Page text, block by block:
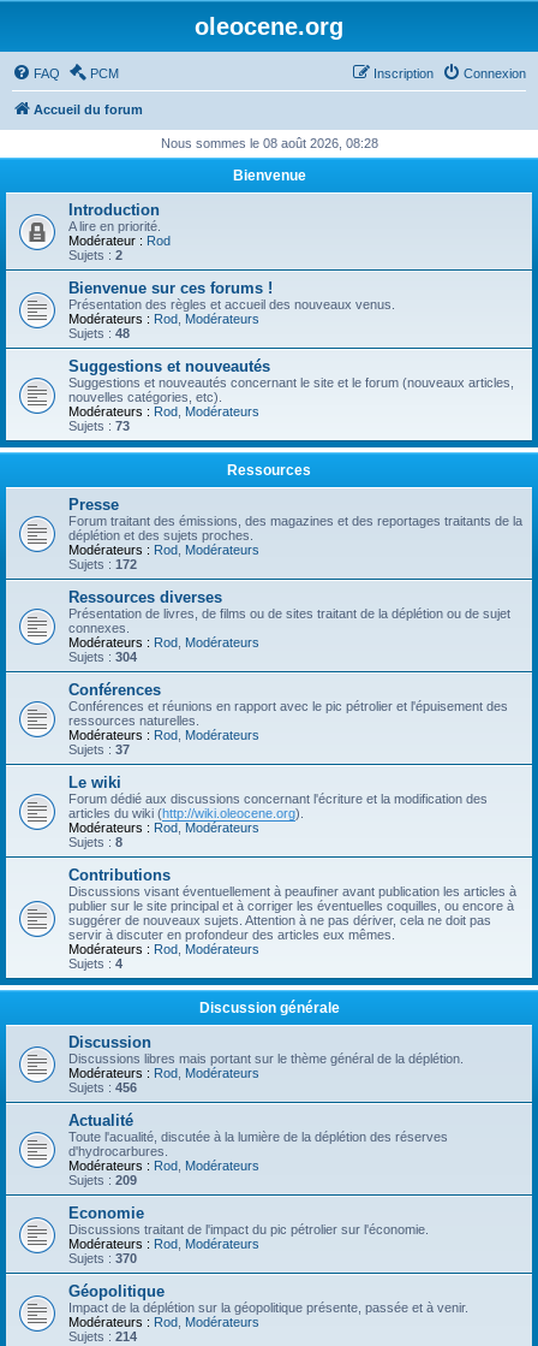
oleocene.org
FAQ PCM Connexion
Inscription
Accueil du forum
Nous sommes le 08 août 2026, 08:28
Bienvenue
Introduction
A lire en priorité.
Modérateur : Rod
Sujets : 2
Bienvenue sur ces forums !
Présentation des règles et accueil des nouveaux venus.
Modérateurs : Rod Modérateurs
Sujets : 48
Suggestions et nouveautés
Suggestions et nouveautés concernant le site et le forum (nouveaux articles,
nouvelles catégories, etc).
Modérateurs : Rod Modérateurs
Sujets : 73
Ressources
Presse
Forum traitant des émissions, des magazines et des reportages traitants de la
déplétion et des sujets proches.
Modérateurs : Rod Modérateurs
Sujets : 172
Ressources diverses
Présentation de livres, de films ou de sites traitant de la déplétion ou de sujet
connexes.
Modérateurs : Rod Modérateurs
Sujets : 304
Conférences
Conférences et réunions en rapport avec le pic pétrolier et l'épuisement des
ressources naturelles.
Modérateurs : Rod Modérateurs
Sujets : 37
Le wiki
Forum dédié aux discussions concernant l'écriture et la modification des
articles du wiki (http://wiki.oleocene.org).
Modérateurs : Rod Modérateurs
Sujets : 8
Contributions
Discussions visant éventuellement à peaufiner avant publication les articles à
publier sur le site principal et à corriger les éventuelles coquilles, ou encore à
suggérer de nouveaux sujets. Attention à ne pas dériver, cela ne doit pas
servir à discuter en profondeur des articles eux mêmes.
Modérateurs : Rod Modérateurs
Sujets : 4
Discussion générale
Discussion
Discussions libres mais portant sur le thème général de la déplétion.
Modérateurs : Rod Modérateurs
Sujets : 456
Actualité
Toute l'acualité, discutée à la lumière de la déplétion des réserves
d'hydrocarbures.
Modérateurs : Rod Modérateurs
Sujets : 209
Economie
Discussions traitant de l'impact du pic pétrolier sur l'économie.
Modérateurs : Rod Modérateurs
Sujets : 370
Géopolitique
Impact de la déplétion sur la géopolitique présente, passée et à venir.
Modérateurs : Rod Modérateurs
Sujets : 214